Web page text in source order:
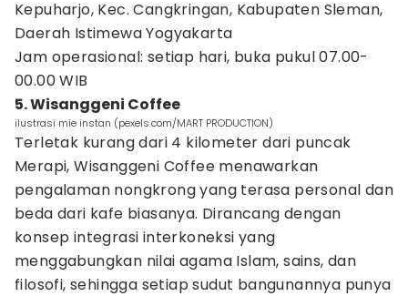
Kepuharjo, Kec. Cangkringan, Kabupaten Sleman,
Daerah Istimewa Yogyakarta
Jam operasional: setiap hari, buka pukul 07.00-
00.00 WIB
5. Wisanggeni Coffee
ilustrasi mie instan (pexels.com/MART PRODUCTION)
Terletak kurang dari 4 kilometer dari puncak
Merapi, Wisanggeni Coffee menawarkan
pengalaman nongkrong yang terasa personal dan
beda dari kafe biasanya. Dirancang dengan
konsep integrasi interkoneksi yang
menggabungkan nilai agama Islam, sains, dan
filosofi, sehingga setiap sudut bangunannya punya